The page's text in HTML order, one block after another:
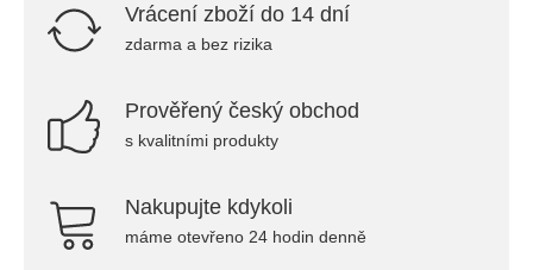
Vrácení zboží do 14 dní
zdarma a bez rizika
Prověřený český obchod
s kvalitními produkty
Nakupujte kdykoli
máme otevřeno 24 hodin denně